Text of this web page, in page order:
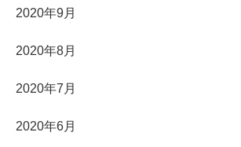
2020年9月
2020年8月
2020年7月
2020年6月